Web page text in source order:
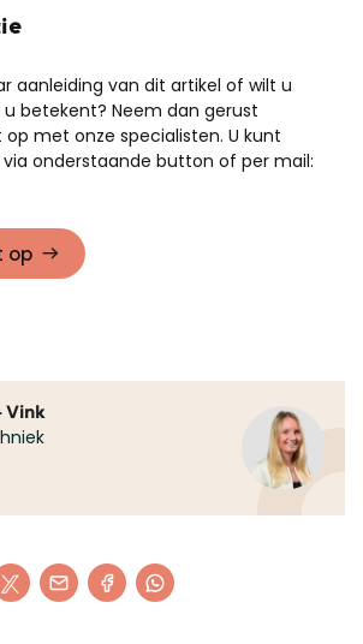
aanleiding van dit artikel of wilt u
betekent? Neem dan gerust
met onze specialisten. U kunt
onderstaande button of per mail:
op
Vink